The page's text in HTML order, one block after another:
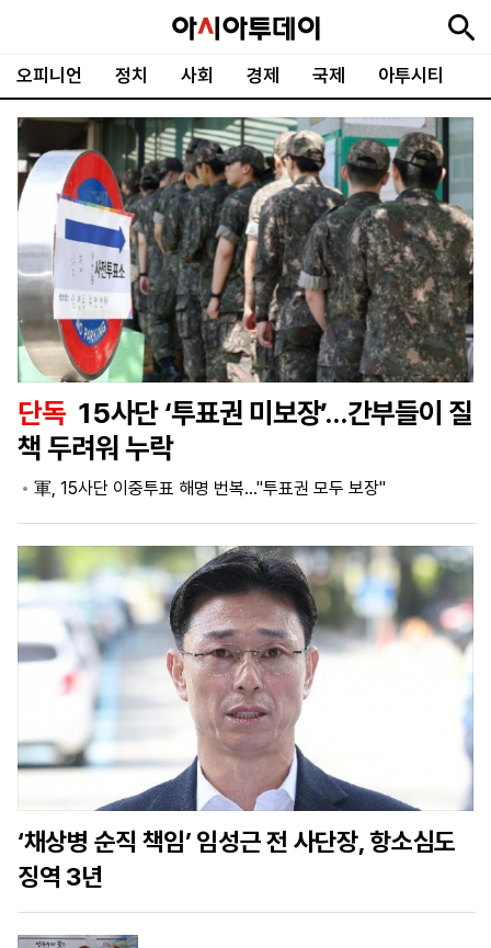
오피니언 정치 사회 경제 국제 아투시티
뉴
스
최
신
속
보
정
치
사
회
경
제
국
제
오
피
피
플
아
투
문
화
포
츠
포
토
ENGLISH
中
文
Tiếng
Việt
지
면
기
신
문
독
후
원
기
제
보
시
회
사
개
앱
설
켓
파
운
세
대
학
동
문
골
프
단독 15사단 ‘투표권 미보장’…간부들이 질
책 두려워 누락
軍, 15사단 이중투표 해명 번복…"투표권 모두 보장"
‘채상병 순직 책임’ 임성근 전 사단장, 항소심도
징역 3년